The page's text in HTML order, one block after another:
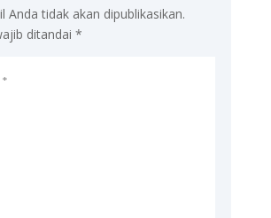
Anda tidak akan dipublikasikan.
ditandai *